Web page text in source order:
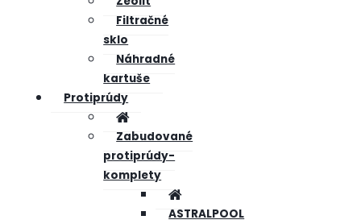
Filtračné
sklo
Náhradné
kartuše
Protiprúdy
Zabudované
protiprúdy-
komplety
ASTRALPOOL